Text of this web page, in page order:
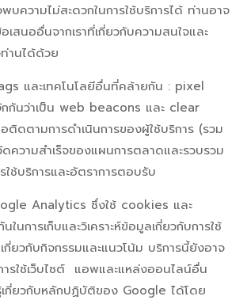
ความไม่สะดวกในการใช้บริการได้ ท่านอาจ
สนออื่นจากเราที่เกี่ยวกับความสนใจและ
านได้ด้วย
และเทคโนโลยีอื่นที่คล้ายกัน : pixel
กันว่าเป็น web beacons และ clear
อติดตามการดำเนินการของผู้ใช้บริการ (รวม
ความสำเร็จของแผนการตลาดและรวบรวม
ใช้บริการและอัตราการตอบรับ
Analytics ซึ่งใช้ cookies และ
ในการเก็บและวิเคราะห์ข้อมูลเกี่ยวกับการใช้
กี่ยวกับกิจกรรมและแนวโน้ม บริการนี้ยังอาจ
ารใช้เว็บไซต์ แอพและแหล่งออนไลน์อื่น
เกี่ยวกับหลักปฏิบัติของ Google ได้โดย